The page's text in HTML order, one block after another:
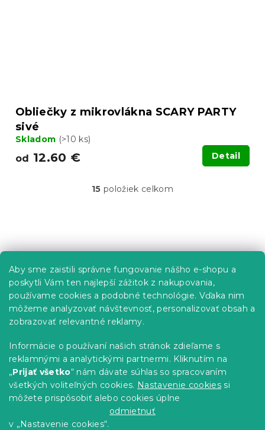
Aby sme zaistili správne fungovanie nášho e-shopu a
poskytli Vám ten najlepší zážitok z nakupovania,
používame cookies a podobné technológie. Vďaka nim
môžeme analyzovať návštevnosť, personalizovať obsah a
zobrazovať relevantné reklamy.
Informácie o používaní našich stránok zdieľame s
reklamnými a analytickými partnermi. Kliknutím na
„Prijať všetko“ nám dávate súhlas so spracovaním
všetkých voliteľných cookies. Nastavenie cookies si
môžete prispôsobiť alebo cookies úplne
odmietnuť
v „Nastavenie cookies“.
Obliečky z mikrovlákna SCARY PARTY
sivé
Skladom (>10 ks)
od 12.60 € Detail
O
a
i
e
p
r
v
k
y
v
ý
p
i
s
u
15 položiek celkom
á
Informácie pre vás
Predajne
Sledovanie objednávky
Možnosti doručenia
Reklamácie a vrátenie tovaru
Kontakty
Obchodné podmienky
Podmienky ochrany osobných údajov
Pre partnerov